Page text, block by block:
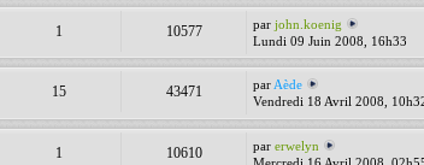
1 10577 parjohn.koenig
Lundi 09 Juin 2008, 16h33
15 43471 par Aède
Vendredi 18 Avril 2008,
1 10610 parerwelyn